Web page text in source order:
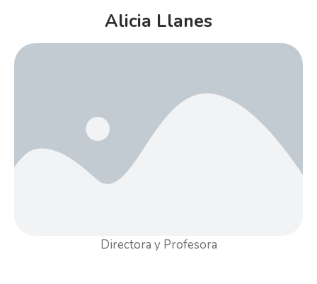
Alicia Llanes
Directora y Profesora